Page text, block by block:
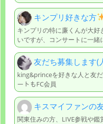
キンプリ好きな方
キンプリの特に廉くんが大好
いですが、コンサートに一緒
友だち募集します
king&princeを好きな人と友
ートもFC会員
キスマイファンの
関東住みの方、LIVE参戦や